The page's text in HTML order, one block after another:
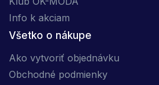
Info k akciam
Všetko o nákupe
Ako vytvoriť objednávku
Obchodné podmienky